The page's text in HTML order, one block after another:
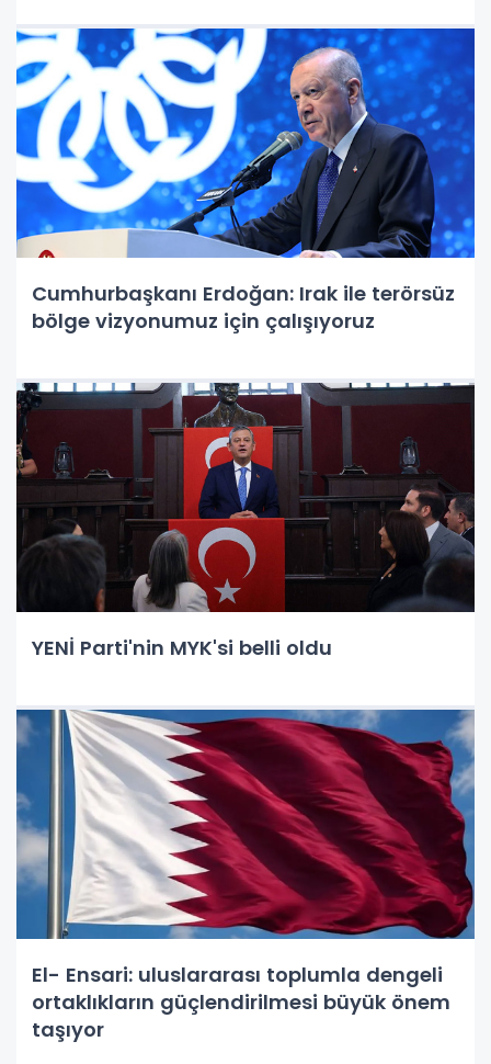
Cumhurbaşkanı Erdoğan: Irak ile terörsüz
bölge vizyonumuz için çalışıyoruz
YENİ Parti'nin MYK'si belli oldu
El- Ensari: uluslararası toplumla dengeli
ortaklıkların güçlendirilmesi büyük önem
taşıyor